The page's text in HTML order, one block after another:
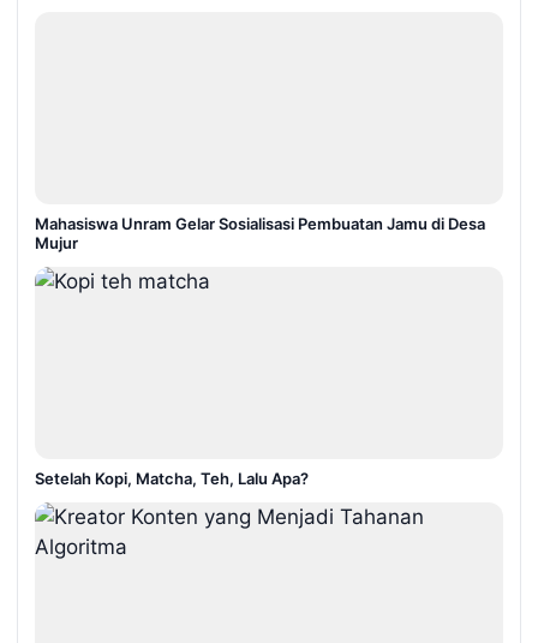
Mahasiswa Unram Gelar Sosialisasi Pembuatan Jamu di Desa
Mujur
Setelah Kopi, Matcha, Teh, Lalu Apa?